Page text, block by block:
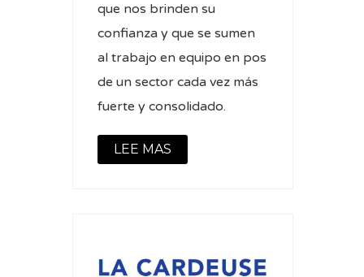
que nos brinden su
confianza y que se sumen
al trabajo en equipo en pos
de un sector cada vez más
fuerte y consolidado.
LEE MAS